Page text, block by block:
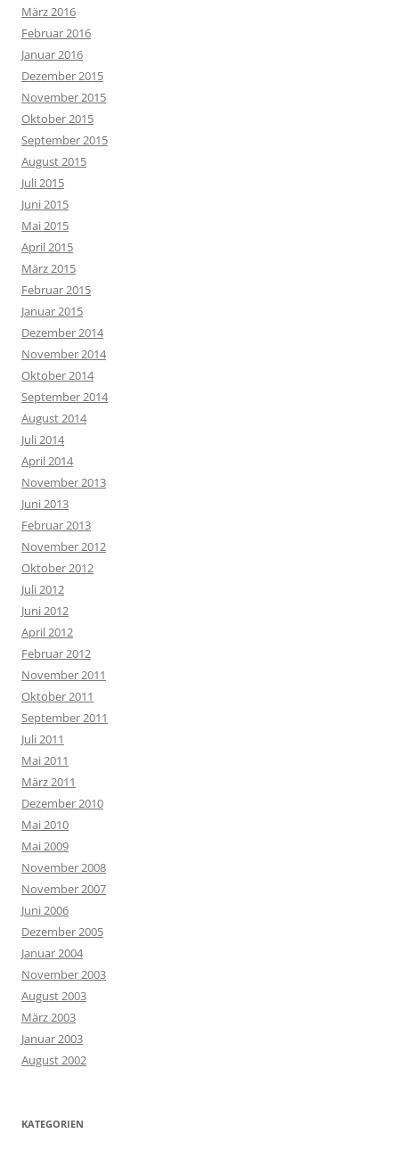
März 2016
Februar 2016
Januar 2016
Dezember 2015
November 2015
Oktober 2015
September 2015
August 2015
Juli 2015
Juni 2015
Mai 2015
April 2015
März 2015
Februar 2015
Januar 2015
Dezember 2014
November 2014
Oktober 2014
September 2014
August 2014
Juli 2014
April 2014
November 2013
Juni 2013
Februar 2013
November 2012
Oktober 2012
Juli 2012
Juni 2012
April 2012
Februar 2012
November 2011
Oktober 2011
September 2011
Juli 2011
Mai 2011
März 2011
Dezember 2010
Mai 2010
Mai 2009
November 2008
November 2007
Juni 2006
Dezember 2005
Januar 2004
November 2003
August 2003
März 2003
Januar 2003
August 2002
KATEGORIEN